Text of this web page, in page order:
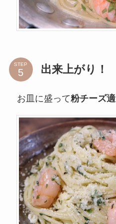
STEP 出来上がり！
お皿に盛って粉チーズ